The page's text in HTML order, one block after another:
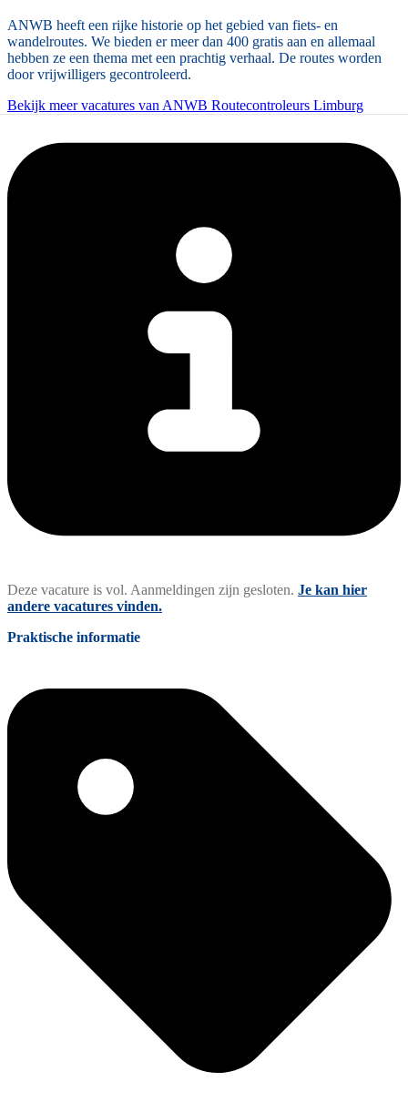
ANWB heeft een rijke historie op het gebied van fiets- en
wandelroutes. We bieden er meer dan 400 gratis aan en allemaal
hebben ze een thema met een prachtig verhaal. De routes worden
door vrijwilligers gecontroleerd.
Bekijk meer vacatures van ANWB Routecontroleurs Limburg
Deze vacature is vol. Aanmeldingen zijn gesloten. Je kan hier
andere vacatures vinden.
Praktische informatie